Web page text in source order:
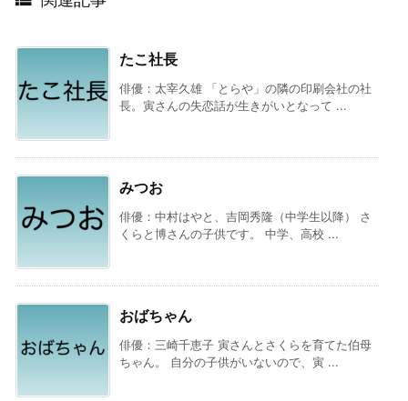
たこ社長
俳優：太宰久雄 「とらや」の隣の印刷会社の社
長。寅さんの失恋話が生きがいとなって ...
みつお
俳優：中村はやと、吉岡秀隆（中学生以降） さ
くらと博さんの子供です。 中学、高校 ...
おばちゃん
俳優：三崎千恵子 寅さんとさくらを育てた伯母
ちゃん。 自分の子供がいないので、寅 ...